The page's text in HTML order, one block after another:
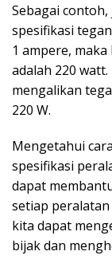
Sebagai
spesifikasi
1 ampere,
adalah 220
mengalikan
220 W.
Mengetahui
spesifikasi
dapat
setiap
kita dapat
bijak dan